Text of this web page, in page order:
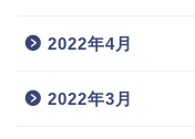
2022年4月
2022年3月